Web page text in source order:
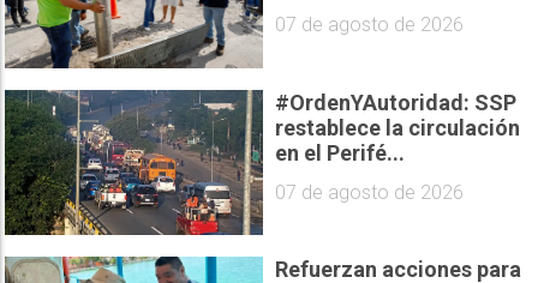
07 de agosto de 2026
#OrdenYAutoridad: SSP
restablece la circulación
en el Perifé...
07 de agosto de 2026
Refuerzan acciones para